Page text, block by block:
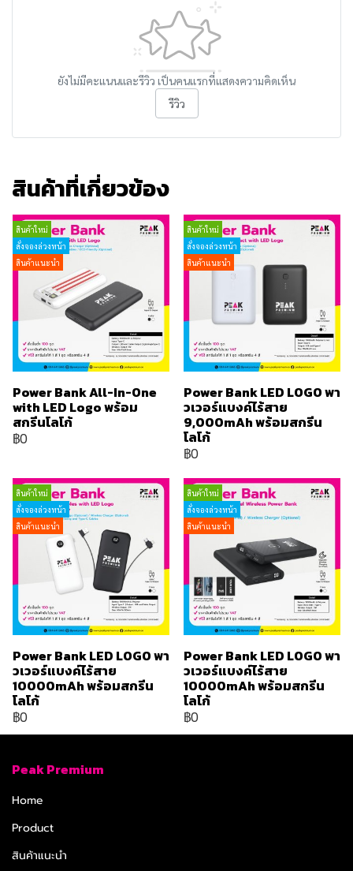
ยังไม่มีคะแนนและรีวิว เป็นคนแรกที่แสดงความคิดเห็น
รีวิว
สินค้าที่เกี่ยวข้อง
สินค้าใหม่
สั่งจองล่วงหน้า
สินค้าแนะนำ
Power Bank All-In-One
with LED Logo พร้อม
สกรีนโลโก้
฿0
สินค้าใหม่
สั่งจองล่วงหน้า
สินค้าแนะนำ
Power Bank LED LOGO พา
วเวอร์แบงค์ไร้สาย
9,000mAh พร้อมสกรีน
โลโก้
฿0
สินค้าใหม่
สั่งจองล่วงหน้า
สินค้าแนะนำ
Power Bank LED LOGO พา
วเวอร์แบงค์ไร้สาย
10000mAh พร้อมสกรีน
โลโก้
฿0
สินค้าใหม่
สั่งจองล่วงหน้า
สินค้าแนะนำ
Power Bank LED LOGO พา
วเวอร์แบงค์ไร้สาย
10000mAh พร้อมสกรีน
โลโก้
฿0
Peak Premium
Home
Product
สินค้าแนะนำ